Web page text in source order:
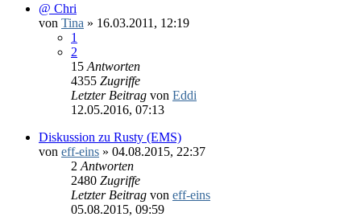
@ Chri
von Tina » 16.03.2011, 12:19
1
2
15 Antworten
4355 Zugriffe
Letzter Beitrag von Eddi
12.05.2016, 07:13
Diskussion zu Rusty (EMS)
von eff-eins » 04.08.2015, 22:37
2 Antworten
2480 Zugriffe
Letzter Beitrag von eff-eins
05.08.2015, 09:59